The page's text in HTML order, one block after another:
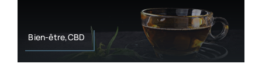
Bien-être,CBD